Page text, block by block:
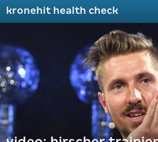
kronehit health check